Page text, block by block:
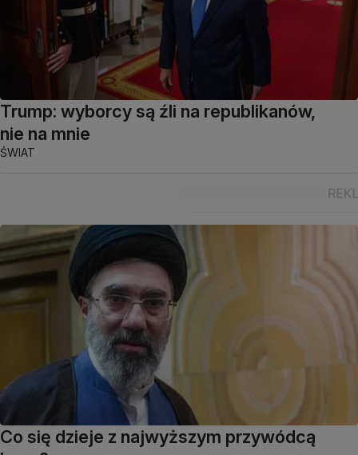
Trump: wyborcy są źli na republikanów,
nie na mnie
ŚWIAT
Co się dzieje z najwyższym przywódcą